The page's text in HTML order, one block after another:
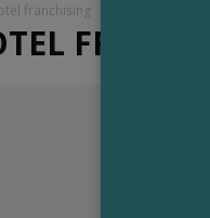
franchising